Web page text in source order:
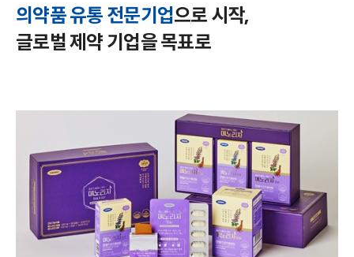
의약품 유통 전문기업으로 시작,
글로벌 제약 기업을 목표로